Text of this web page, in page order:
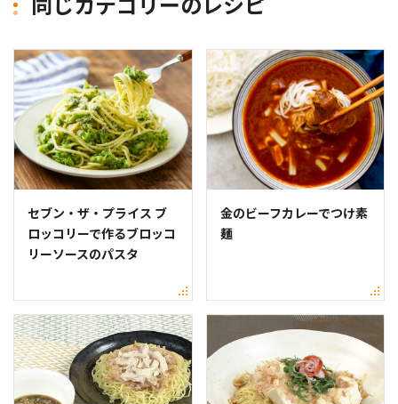
セブン・ザ・プライス ブ
ロッコリーで作るブロッコ
リーソースのパスタ
金のビーフカレーでつけ素
麺